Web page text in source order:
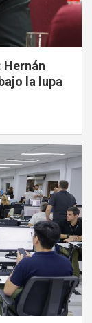
Hernán
la lupa